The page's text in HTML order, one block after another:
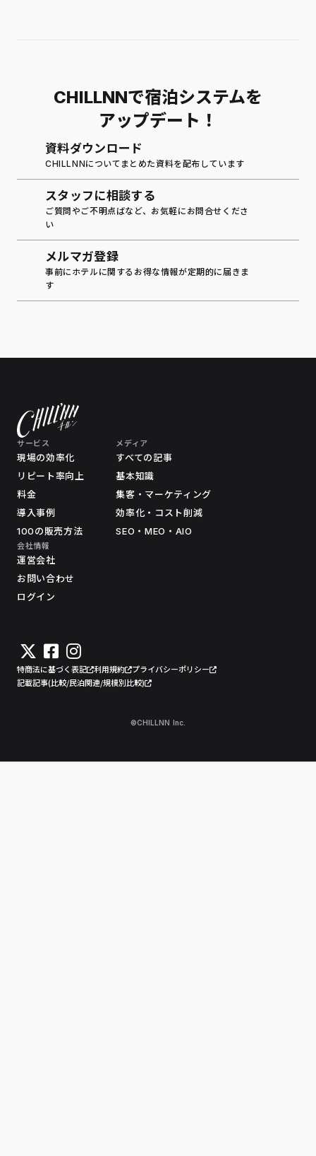
CHILLNNで宿泊システムを
アップデート！
資料ダウンロード
CHILLNNについてまとめた資料を配布しています
スタッフに相談する
ご質問やご不明点ばなど、お気軽にお問合せくださ
い
メルマガ登録
事前にホテルに関するお得な情報が定期的に届きま
す
サービス
現場の効率化
リピート率向上
料金
導入事例
100の販売方法
メディア
すべての記事
基本知識
集客・マーケティング
効率化・コスト削減
SEO・MEO・AIO
会社情報
運営会社
お問い合わせ
ログイン
特商法に基づく表記 利用規約
プライバシーポリシー
記載記事(比較/民泊関連/規模別比較)
©CHILLNN Inc.